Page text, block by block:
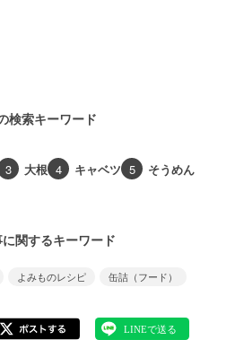
検索キーワード
3 大根 4 キャベツ 5 そうめん
関するキーワード
よみものレシピ 缶詰（フード）